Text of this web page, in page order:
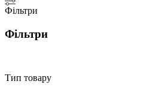
Фільтри
Фільтри
Тип товару